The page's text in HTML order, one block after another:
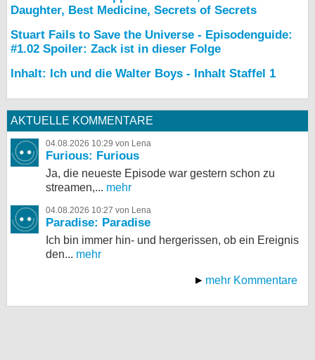
Daughter, Best Medicine, Secrets of Secrets
Stuart Fails to Save the Universe - Episodenguide:
#1.02 Spoiler: Zack ist in dieser Folge
Inhalt: Ich und die Walter Boys - Inhalt Staffel 1
AKTUELLE KOMMENTARE
04.08.2026 10:29 von Lena
Furious: Furious
Ja, die neueste Episode war gestern schon zu
streamen,... mehr
04.08.2026 10:27 von Lena
Paradise: Paradise
Ich bin immer hin- und hergerissen, ob ein Ereignis
den... mehr
mehr Kommentare